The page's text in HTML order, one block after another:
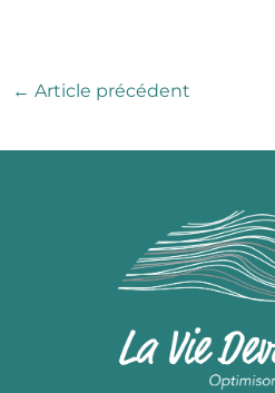
← Article précédent